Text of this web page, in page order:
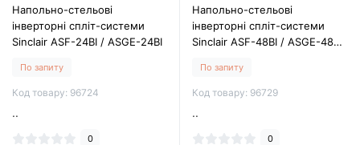
Напольно-стельові
інверторні спліт-системи
Sinclair ASF-24BI / ASGE-24BI
По запиту
Код товару: 96724
..
0
Напольно-стельові
інверторні спліт-системи
Sinclair ASF-48BI / ASGE-48BI-
По запиту
Код товару: 96729
..
0